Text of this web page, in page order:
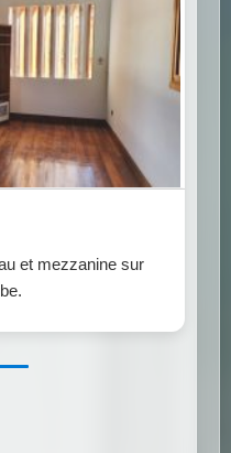
et mezzanine sur